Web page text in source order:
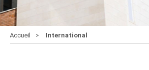
Accueil International